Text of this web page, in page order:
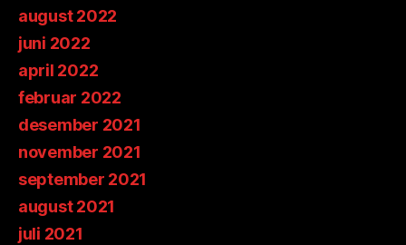
august 2022
juni 2022
april 2022
februar 2022
desember 2021
november 2021
september 2021
august 2021
juli 2021